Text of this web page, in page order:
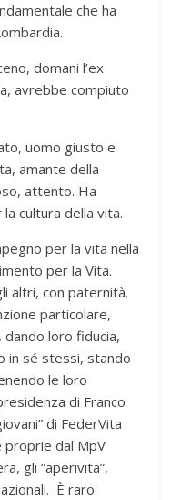
che ha
domani l’ex
avrebbe compiuto
uomo giusto e
amante della
attento. Ha
cultura della vita.
per la vita nella
per la Vita.
altri, con paternità.
particolare,
loro fiducia,
in sé stessi, stando
le loro
di Franco
di FederVita
proprie dal MpV
gli “aperivita”,
È raro